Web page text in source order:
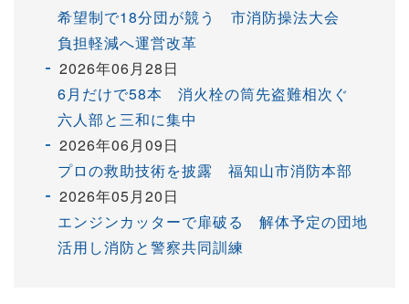
希望制で18分団が競う 市消防操法大会
負担軽減へ運営改革
2026年06月28日
6月だけで58本 消火栓の筒先盗難相次ぐ
六人部と三和に集中
2026年06月09日
プロの救助技術を披露 福知山市消防本部
2026年05月20日
エンジンカッターで扉破る 解体予定の団地
活用し消防と警察共同訓練